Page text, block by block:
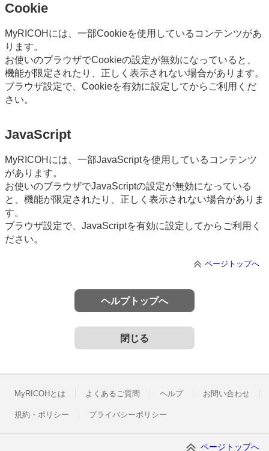
Cookie
MyRICOHには、一部Cookieを使用しているコンテンツがあ
ります。
お使いのブラウザでCookieの設定が無効になっていると、
機能が限定されたり、正しく表示されない場合があります。
ブラウザ設定で、Cookieを有効に設定してからご利用くだ
さい。
JavaScript
MyRICOHには、一部JavaScriptを使用しているコンテンツ
があります。
お使いのブラウザでJavaScriptの設定が無効になっている
と、機能が限定されたり、正しく表示されない場合がありま
す。
ブラウザ設定で、JavaScriptを有効に設定してからご利用く
ださい。
ページトップへ
ヘルプトップへ
閉じる
MyRICOHとは よくあるご質問 ヘルプ お問い合わせ
規約・ポリシー プライバシーポリシー
ページトップへ